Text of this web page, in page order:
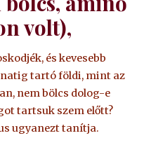
volt),
és kevesebb
tartó földi, mint az
nem bölcs dolog-e
tartsuk szem előtt?
ugyanezt tanítja.